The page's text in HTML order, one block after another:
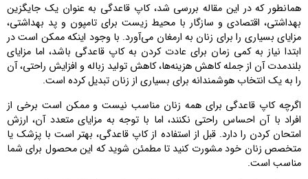
همانطور که در این مقاله بررسی شد، کاپ قاعدگی به عنوان یک جایگزین
بهداشتی، اقتصادی و سازگار با محیط زیست برای تامپون و پد بهداشتی،
مزایای بسیاری را برای زنان به ارمغان می‌آورد. با وجود اینکه ممکن است در
ابتدا نیاز به کمی زمان برای عادت کردن به کاپ قاعدگی باشد، اما مزایای
بلندمدت آن از جمله کاهش هزینه‌ها، کاهش تولید زباله و افزایش راحتی، آن
را به یک انتخاب هوشمندانه برای بسیاری از زنان تبدیل کرده است.
اگرچه کاپ قاعدگی برای همه زنان مناسب نیست و ممکن است برخی از
افراد با آن احساس راحتی نکنند، اما با توجه به مزایای متعدد آن، ارزش
امتحان کردن را دارد. قبل از استفاده از کاپ قاعدگی، بهتر است با پزشک یا
متخصص زنان خود مشورت کنید تا مطمئن شوید که این محصول برای شما
مناسب است.